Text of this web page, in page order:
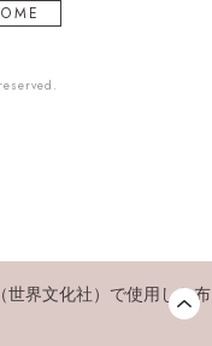
世界文化社）で使用した布